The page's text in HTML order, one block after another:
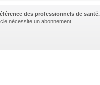
des professionnels de santé.
nécessite un abonnement.